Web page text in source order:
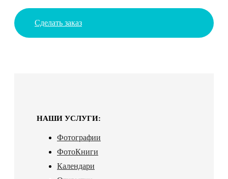
Сделать заказ
НАШИ УСЛУГИ:
Фотографии
ФотоКниги
Календари